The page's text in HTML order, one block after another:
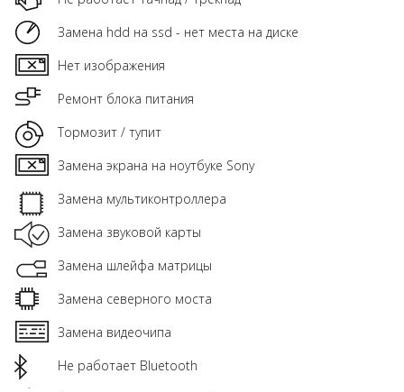
Замена hdd на ssd - нет места на диске
Нет изображения
Ремонт блока питания
Тормозит / тупит
Замена экрана на ноутбуке Sony
Замена мультиконтроллера
Замена звуковой карты
Замена шлейфа матрицы
Замена северного моста
Замена видеочипа
Не работает Bluetooth